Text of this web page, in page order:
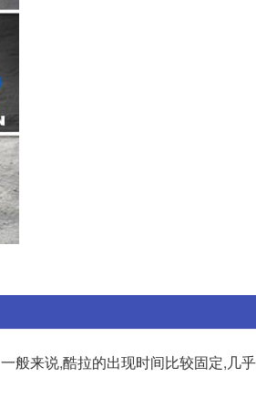
般来说,酷拉的出现时间比较固定,几